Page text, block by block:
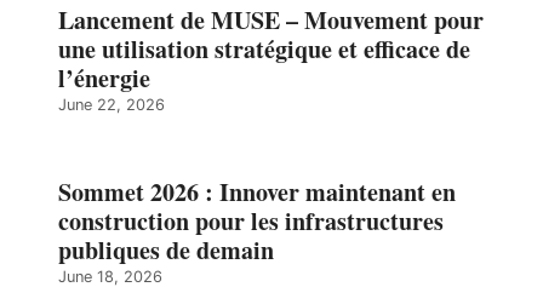
Lancement de MUSE – Mouvement pour
une utilisation stratégique et efficace de
l’énergie
June 22, 2026
Sommet 2026 : Innover maintenant en
construction pour les infrastructures
publiques de demain
June 18, 2026